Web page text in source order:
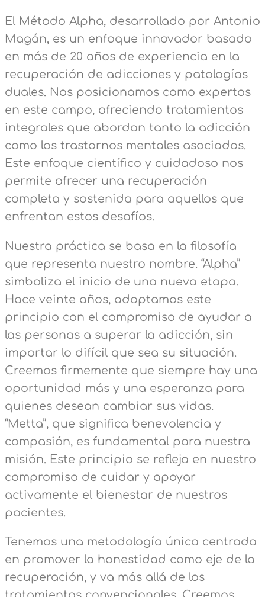
El Método Alpha, desarrollado por Antonio
Magán, es un enfoque innovador basado
en más de 20 años de experiencia en la
recuperación de adicciones y patologías
duales. Nos posicionamos como expertos
en este campo, ofreciendo tratamientos
integrales que abordan tanto la adicción
como los trastornos mentales asociados.
Este enfoque científico y cuidadoso nos
permite ofrecer una recuperación
completa y sostenida para aquellos que
enfrentan estos desafíos.
Nuestra práctica se basa en la filosofía
que representa nuestro nombre. “Alpha”
simboliza el inicio de una nueva etapa.
Hace veinte años, adoptamos este
principio con el compromiso de ayudar a
las personas a superar la adicción, sin
importar lo difícil que sea su situación.
Creemos firmemente que siempre hay una
oportunidad más y una esperanza para
quienes desean cambiar sus vidas.
“Metta”, que significa benevolencia y
compasión, es fundamental para nuestra
misión. Este principio se refleja en nuestro
compromiso de cuidar y apoyar
activamente el bienestar de nuestros
pacientes.
Tenemos una metodología única centrada
en promover la honestidad como eje de la
recuperación, y va más allá de los